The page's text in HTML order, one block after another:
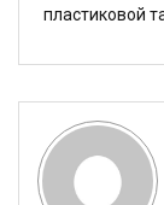
пластиковой